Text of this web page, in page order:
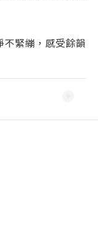
緊繃，感受餘韻